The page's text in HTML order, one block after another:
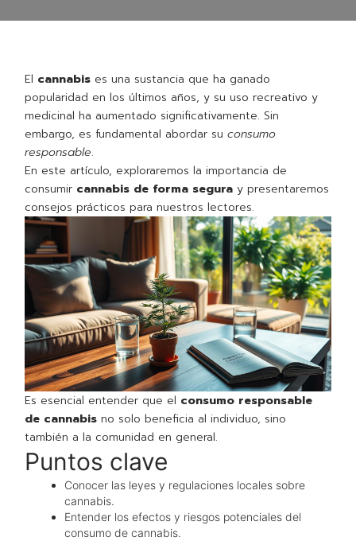
El cannabis es una sustancia que ha ganado
popularidad en los últimos años, y su uso recreativo y
medicinal ha aumentado significativamente. Sin
embargo, es fundamental abordar suconsumo
responsable.
En este artículo, exploraremos la importancia de
consumir cannabis de forma segura y presentaremos
consejos prácticos para nuestros lectores.
Es esencial entender que el consumo responsable
de cannabis no solo beneficia al individuo, sino
también a la comunidad en general.
Puntos clave
Conocer las leyes y regulaciones locales sobre
cannabis.
Entender los efectos y riesgos potenciales del
consumo de cannabis.